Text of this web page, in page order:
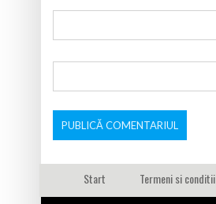
Start Termeni si conditii